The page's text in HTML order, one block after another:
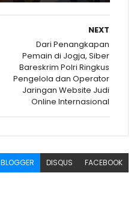
NEXT
Dari Penangkapan
Pemain di Jogja, Siber
Bareskrim Polri Ringkus
Pengelola dan Operator
Jaringan Website Judi
Online Internasional
BLOGGER DISQUS FACEBOOK